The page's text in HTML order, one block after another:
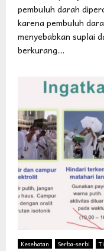
pembuluh darah
karena pembuluh
menyebabkan suplai
berkurang....
Kesehatan Serba-serbi